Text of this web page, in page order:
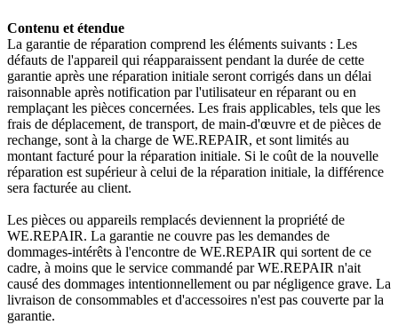
Contenu et étendue
La garantie de réparation comprend les éléments suivants : Les
défauts de l'appareil qui réapparaissent pendant la durée de cette
garantie après une réparation initiale seront corrigés dans un délai
raisonnable après notification par l'utilisateur en réparant ou en
remplaçant les pièces concernées. Les frais applicables, tels que les
frais de déplacement, de transport, de main-d'œuvre et de pièces de
rechange, sont à la charge de WE.REPAIR, et sont limités au
montant facturé pour la réparation initiale. Si le coût de la nouvelle
réparation est supérieur à celui de la réparation initiale, la différence
sera facturée au client.
Les pièces ou appareils remplacés deviennent la propriété de
WE.REPAIR. La garantie ne couvre pas les demandes de
dommages-intérêts à l'encontre de WE.REPAIR qui sortent de ce
cadre, à moins que le service commandé par WE.REPAIR n'ait
causé des dommages intentionnellement ou par négligence grave. La
livraison de consommables et d'accessoires n'est pas couverte par la
garantie.